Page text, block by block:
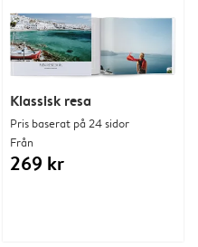
Klassisk resa
Pris baserat på 24 sidor
Från
269 kr